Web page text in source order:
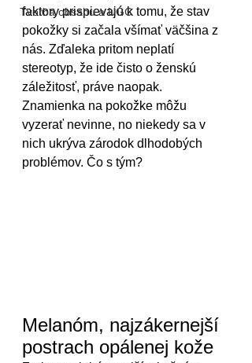
Tvorba obsahu a UGC
faktory prispievajú k tomu, že stav
pokožky si začala všímať väčšina z
nás. Zďaleka pritom neplatí
stereotyp, že ide čisto o ženskú
záležitosť, práve naopak.
Znamienka na pokožke môžu
vyzerať nevinne, no niekedy sa v
nich ukrýva zárodok dlhodobých
problémov. Čo s tým?
Melanóm, najzákernejší
postrach opálenej kože